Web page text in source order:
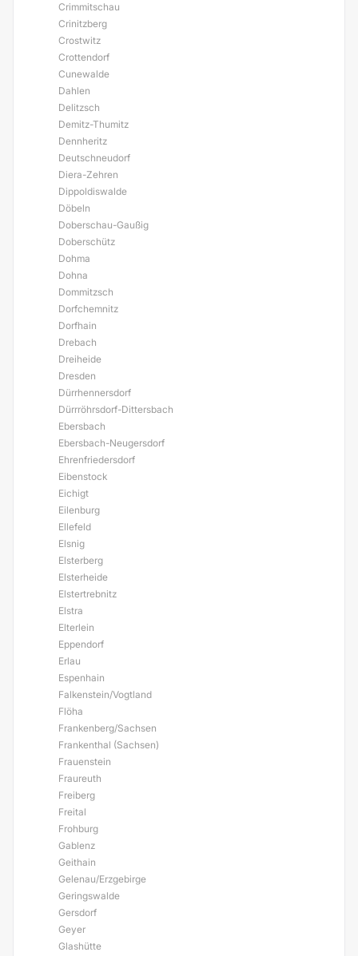
Crimmitschau
Crinitzberg
Crostwitz
Crottendorf
Cunewalde
Dahlen
Delitzsch
Demitz-Thumitz
Dennheritz
Deutschneudorf
Diera-Zehren
Dippoldiswalde
Döbeln
Doberschau-Gaußig
Doberschütz
Dohma
Dohna
Dommitzsch
Dorfchemnitz
Dorfhain
Drebach
Dreiheide
Dresden
Dürrhennersdorf
Dürrröhrsdorf-Dittersbach
Ebersbach
Ebersbach-Neugersdorf
Ehrenfriedersdorf
Eibenstock
Eichigt
Eilenburg
Ellefeld
Elsnig
Elsterberg
Elsterheide
Elstertrebnitz
Elstra
Elterlein
Eppendorf
Erlau
Espenhain
Falkenstein/Vogtland
Flöha
Frankenberg/Sachsen
Frankenthal (Sachsen)
Frauenstein
Fraureuth
Freiberg
Freital
Frohburg
Gablenz
Geithain
Gelenau/Erzgebirge
Geringswalde
Gersdorf
Geyer
Glashütte